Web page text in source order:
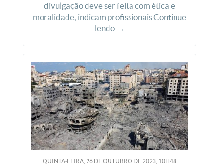
divulgação deve ser feita com ética e
moralidade, indicam profissionais Continue
lendo →
QUINTA-FEIRA, 26 DEOUTUBRO DE 2023, 10H48